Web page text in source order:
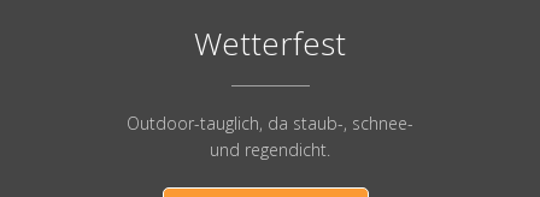
Wetterfest
Outdoor-tauglich, da staub-, schnee-
und regendicht.